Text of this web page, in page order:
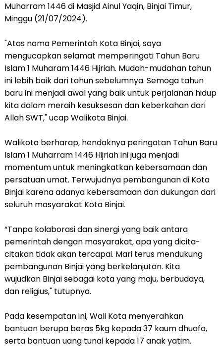
Muharram 1446 di Masjid Ainul Yaqin, Binjai Timur,
Minggu (21/07/2024).
"Atas nama Pemerintah Kota Binjai, saya
mengucapkan selamat memperingati Tahun Baru
Islam 1 Muharam 1446 Hijriah. Mudah-mudahan tahun
ini lebih baik dari tahun sebelumnya. Semoga tahun
baru ini menjadi awal yang baik untuk perjalanan hidup
kita dalam meraih kesuksesan dan keberkahan dari
Allah SWT," ucap Walikota Binjai.
Walikota berharap, hendaknya peringatan Tahun Baru
Islam 1 Muharram 1446 Hijriah ini juga menjadi
momentum untuk meningkatkan kebersamaan dan
persatuan umat. Terwujudnya pembangunan di Kota
Binjai karena adanya kebersamaan dan dukungan dari
seluruh masyarakat Kota Binjai.
“Tanpa kolaborasi dan sinergi yang baik antara
pemerintah dengan masyarakat, apa yang dicita-
citakan tidak akan tercapai. Mari terus mendukung
pembangunan Binjai yang berkelanjutan. Kita
wujudkan Binjai sebagai kota yang maju, berbudaya,
dan religius," tutupnya.
Pada kesempatan ini, Wali Kota menyerahkan
bantuan berupa beras 5kg kepada 37 kaum dhuafa,
serta bantuan uang tunai kepada 17 anak yatim.